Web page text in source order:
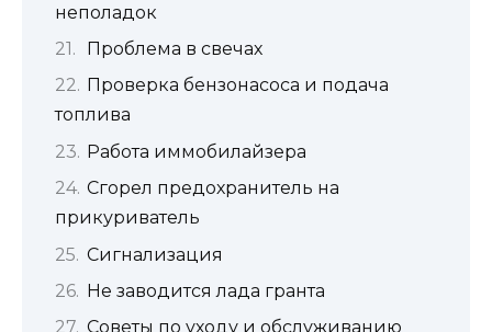
неполадок
Проблема в свечах
Проверка бензонасоса и подача
топлива
Работа иммобилайзера
Сгорел предохранитель на
прикуриватель
Сигнализация
Не заводится лада гранта
Советы по уходу и обслуживанию